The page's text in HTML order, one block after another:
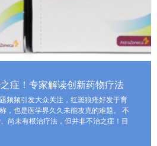
症！专家解读创新药物疗法
频频引发大众关注，红斑狼疮好发于育
，也是医学界久久未能攻克的难题。 不
尚未有根治疗法，但并非不治之症！目